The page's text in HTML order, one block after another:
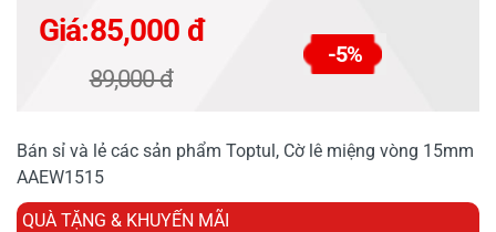
Giá:85,000 đ
89,000 đ
-5%
Bán sỉ và lẻ các sản phẩm Toptul, Cờ lê miệng vòng 15mm
AAEW1515
QUÀ TẶNG & KHUYẾN MÃI